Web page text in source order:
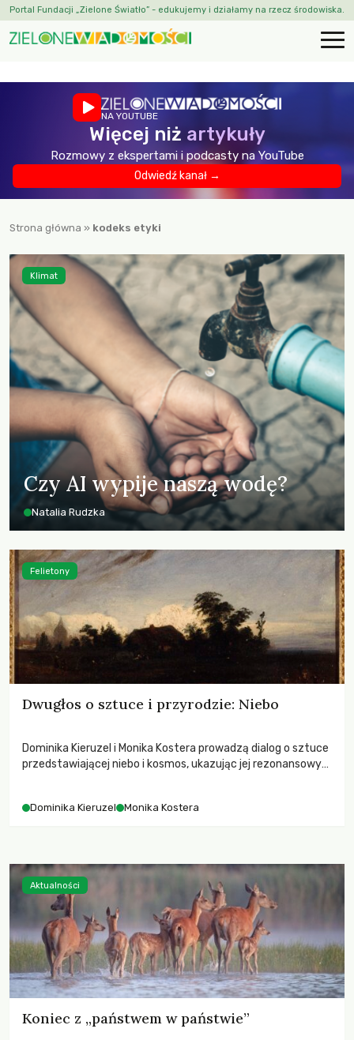
Portal Fundacji „Zielone Światło” - edukujemy i działamy na rzecz środowiska.
NA YOUTUBE
Więcej niż artykuły
Rozmowy z ekspertami i podcasty na YouTube
Odwiedź kanał →
Strona główna » kodeks etyki
Czy AI wypije naszą wodę?
Natalia Rudzka
Klimat
Dwugłos o sztuce i przyrodzie: Niebo
Dominika Kieruzel i Monika Kostera prowadzą dialog o sztuce
przedstawiającej niebo i kosmos, ukazując jej rezonansowy
Dominika Kieruzel Monika Kostera
Felietony
Koniec z „państwem w państwie”
Aktualności